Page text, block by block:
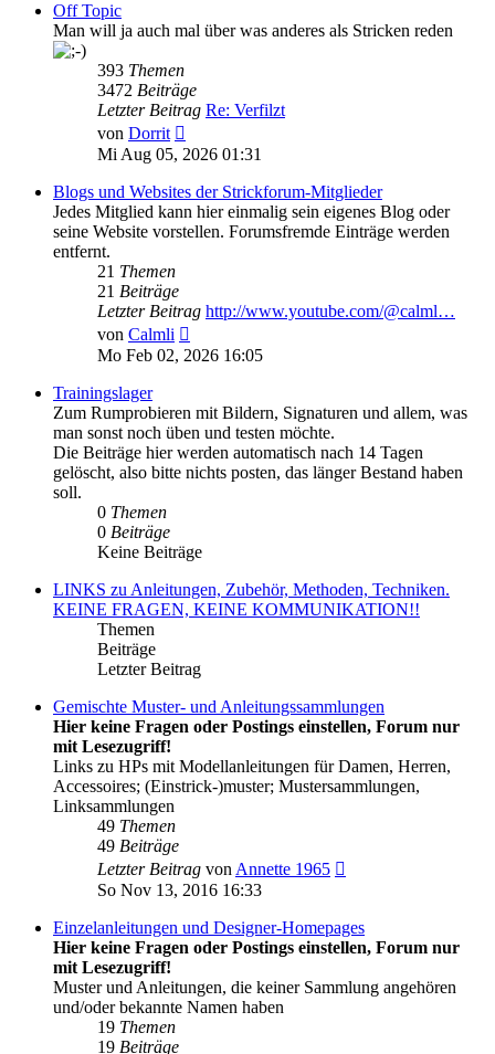
Off Topic
Man will ja auch mal über was anderes als Stricken reden
393 Themen
3472 Beiträge
Letzter Beitrag Re: Verfilzt
von Dorrit
Beitrag
Mi Aug 05, 2026 01:31
Blogs und Websites der Strickforum-Mitglieder
Jedes Mitglied kann hier einmalig sein eigenes Blog oder
seine Website vorstellen. Forumsfremde Einträge werden
entfernt.
21 Themen
21 Beiträge
Letzter Beitrag http://www.youtube.com/@calml…
von Calmli
Beitrag
Mo Feb 02, 2026 16:05
Trainingslager
Zum Rumprobieren mit Bildern, Signaturen und allem, was
man sonst noch üben und testen möchte.
Die Beiträge hier werden automatisch nach 14 Tagen
gelöscht, also bitte nichts posten, das länger Bestand haben
soll.
0 Themen
0 Beiträge
Keine Beiträge
LINKS zu Anleitungen, Zubehör, Methoden, Techniken.
KEINE FRAGEN, KEINE KOMMUNIKATION!!
Themen
Beiträge
Letzter Beitrag
Gemischte Muster- und Anleitungssammlungen
Hier keine Fragen oder Postings einstellen, Forum nur
mit Lesezugriff!
Links zu HPs mit Modellanleitungen für Damen, Herren,
Accessoires; (Einstrick-)muster; Mustersammlungen,
Linksammlungen
49 Themen
49 Beiträge
Letzter Beitrag vonAnnette 1965
So Nov 13, 2016 16:33
Einzelanleitungen und Designer-Homepages
Hier keine Fragen oder Postings einstellen, Forum nur
mit Lesezugriff!
Muster und Anleitungen, die keiner Sammlung angehören
und/oder bekannte Namen haben
19 Themen
19 Beiträge